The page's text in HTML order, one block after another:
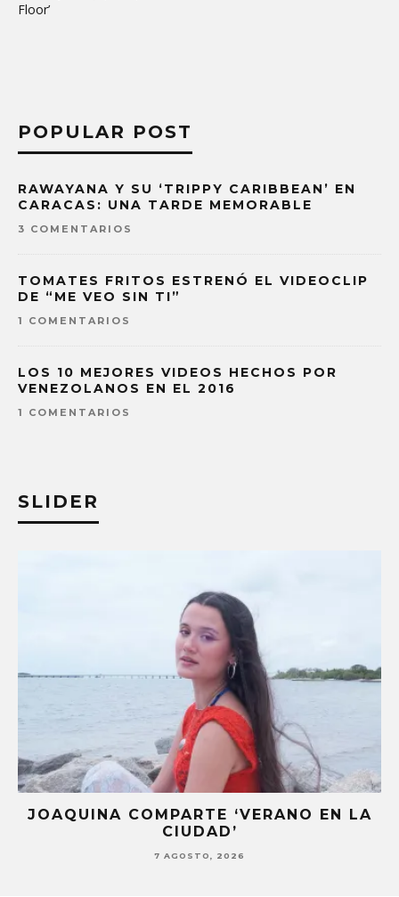
Floor’
POPULAR POST
RAWAYANA Y SU ‘TRIPPY CARIBBEAN’ EN
CARACAS: UNA TARDE MEMORABLE
3 COMENTARIOS
TOMATES FRITOS ESTRENÓ EL VIDEOCLIP
DE “ME VEO SIN TI”
1 COMENTARIOS
LOS 10 MEJORES VIDEOS HECHOS POR
VENEZOLANOS EN EL 2016
1 COMENTARIOS
SLIDER
EN LA
STRAY KIDS PUBLICA